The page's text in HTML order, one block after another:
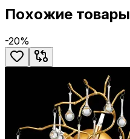
Похожие товары
-20%